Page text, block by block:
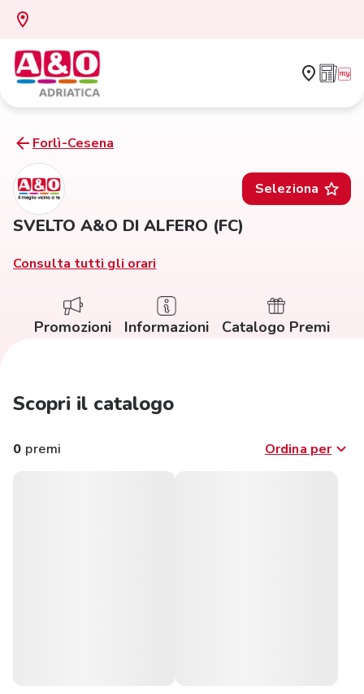
Forlì-Cesena
Seleziona
SVELTO A&O DI ALFERO (FC)
Consulta tutti gli orari
Promozioni Informazioni Catalogo Premi
Scopri il catalogo
0 premi Ordina per